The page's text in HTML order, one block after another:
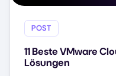
POST
11 Beste VMware
Lösungen